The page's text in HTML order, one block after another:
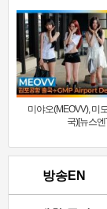
미야오(MEOVV), 미
국)[뉴스엔
방송EN